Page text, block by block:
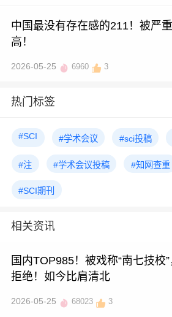
中国最没有存在感的211！被严
高！
2026-05-25 6960 3
热门标签
#SCI #学术会议 #sci投稿
#注 #学术会议投稿 #知网查重
#SCI期刊
相关资讯
国内TOP985！被戏称“南七技校
拒绝！如今比肩清北
2026-05-25 68023 3